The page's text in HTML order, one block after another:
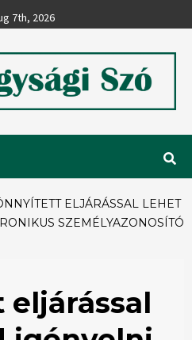
7th, 2026
ELJÁRÁSSAL LEHET
SZEMÉLYAZONOSÍTÓ